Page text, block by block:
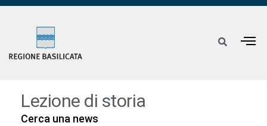
Lezione di storia
Cerca una news